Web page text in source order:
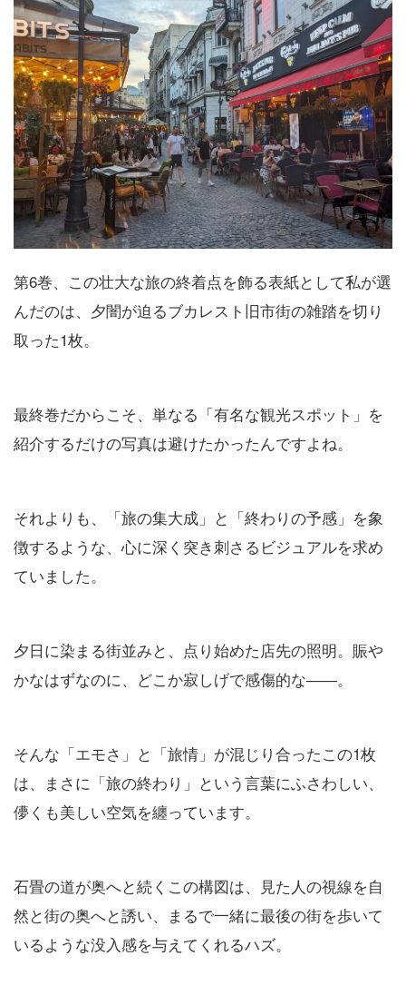
第6巻、この壮大な旅の終着点を飾る表紙として私が選
んだのは、夕闇が迫るブカレスト旧市街の雑踏を切り
取った1枚。
最終巻だからこそ、単なる「有名な観光スポット」を
紹介するだけの写真は避けたかったんですよね。
それよりも、「旅の集大成」と「終わりの予感」を象
徴するような、心に深く突き刺さるビジュアルを求め
ていました。
夕日に染まる街並みと、点り始めた店先の照明。賑や
かなはずなのに、どこか寂しげで感傷的な――。
そんな「エモさ」と「旅情」が混じり合ったこの1枚
は、まさに「旅の終わり」という言葉にふさわしい、
儚くも美しい空気を纏っています。
石畳の道が奥へと続くこの構図は、見た人の視線を自
然と街の奥へと誘い、まるで一緒に最後の街を歩いて
いるような没入感を与えてくれるハズ。